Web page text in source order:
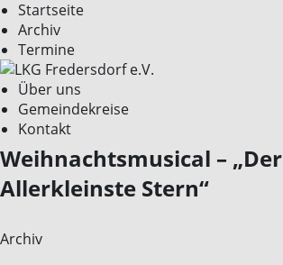
Startseite
Archiv
Termine
Über uns
Gemeindekreise
Kontakt
Weihnachtsmusical – „Der
Allerkleinste Stern“
Archiv